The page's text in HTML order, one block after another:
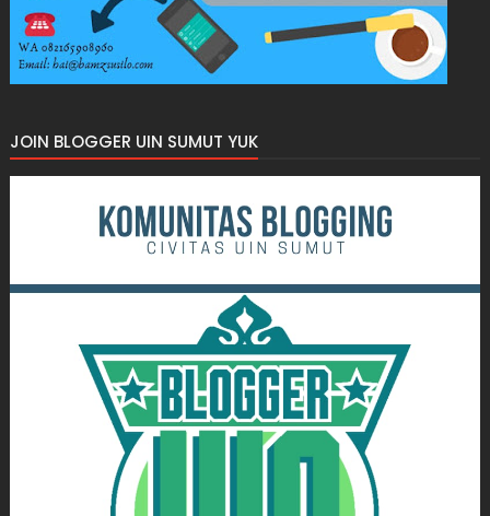
JOIN BLOGGER UIN SUMUT YUK